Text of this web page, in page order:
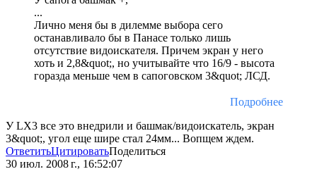
...
Лично меня бы в дилемме выбора сего
останавливало бы в Панасе только лишь
отсутствие видоискателя. Причем экран у него
хоть и 2,8&quot;, но учитывайте что 16/9 - высота
горазда меньше чем в сапоговском 3&quot; ЛСД.
Подробнее
У LX3 все это внедрили и башмак/видоискатель, экран
3&quot;, угол еще шире стал 24мм... Вопщем ждем.
ОтветитьЦитироватьПоделиться
30 июл. 2008 г., 16:52:07